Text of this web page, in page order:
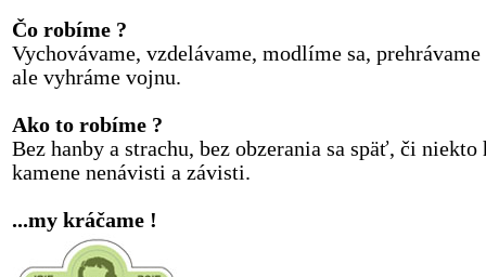
Čo robíme ?
Vychovávame, vzdelávame, modlíme sa,
ale vyhráme vojnu.
Ako to robíme ?
Bez hanby a strachu, bez obzerania sa späť, či niekto
kamene nenávisti a závisti.
...my kráčame !